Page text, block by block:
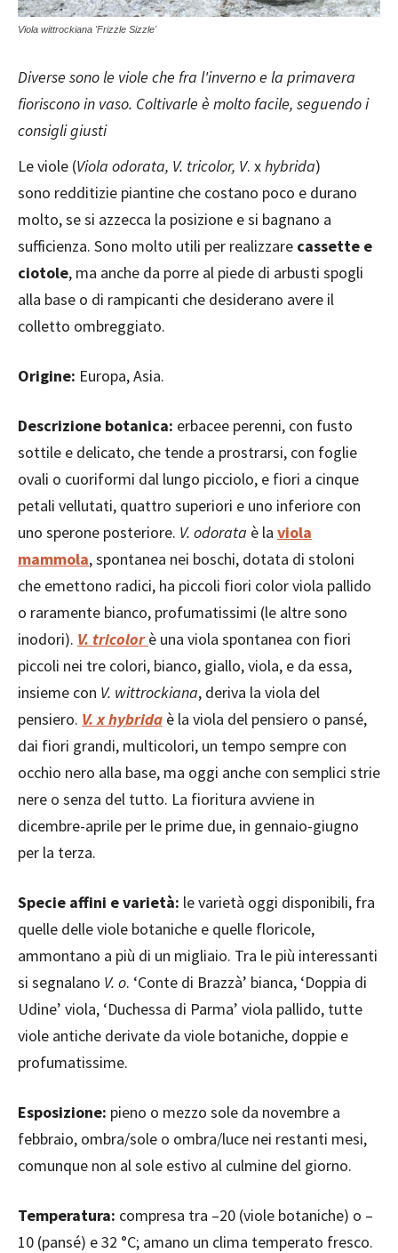
Viola wittrockiana 'Frizzle Sizzle'
Diverse sono le viole che fra l'inverno e la primavera
fioriscono in vaso. Coltivarle è molto facile, seguendo i
consigli giusti
Le viole (Viola odorata, V. tricolor, V. xhybrida)
sono redditizie piantine che costano poco e durano
molto, se si azzecca la posizione e si bagnano a
sufficienza. Sono molto utili per realizzare cassette e
ciotole, ma anche da porre al piede di arbusti spogli
alla base o di rampicanti che desiderano avere il
colletto ombreggiato.
Origine: Europa, Asia.
Descrizione botanica: erbacee perenni, con fusto
sottile e delicato, che tende a prostrarsi, con foglie
ovali o cuoriformi dal lungo picciolo, e fiori a cinque
petali vellutati, quattro superiori e uno inferiore con
uno sperone posteriore. V. odorata è la viola
mammola, spontanea nei boschi, dotata di stoloni
che emettono radici, ha piccoli fiori color viola pallido
o raramente bianco, profumatissimi (le altre sono
inodori). V. tricolorè una viola spontanea con fiori
piccoli nei tre colori, bianco, giallo, viola, e da essa,
insieme con V. wittrockiana, deriva la viola del
pensiero. V. x hybrida è la viola del pensiero o pansé,
dai fiori grandi, multicolori, un tempo sempre con
occhio nero alla base, ma oggi anche con semplici strie
nere o senza del tutto. La fioritura avviene in
dicembre-aprile per le prime due, in gennaio-giugno
per la terza.
Specie affini e varietà: le varietà oggi disponibili, fra
quelle delle viole botaniche e quelle floricole,
ammontano a più di un migliaio. Tra le più interessanti
si segnalano V. o. ‘Conte di Brazzà’ bianca, ‘Doppia di
Udine’ viola, ‘Duchessa di Parma’ viola pallido, tutte
viole antiche derivate da viole botaniche, doppie e
profumatissime.
Esposizione: pieno o mezzo sole da novembre a
febbraio, ombra/sole o ombra/luce nei restanti mesi,
comunque non al sole estivo al culmine del giorno.
Temperatura: compresa tra –20 (viole botaniche) o –
10 (pansé) e 32 °C; amano un clima temperato fresco.